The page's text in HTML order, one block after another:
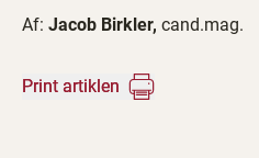
Af: Jacob Birkler, cand.mag.
Print artiklen